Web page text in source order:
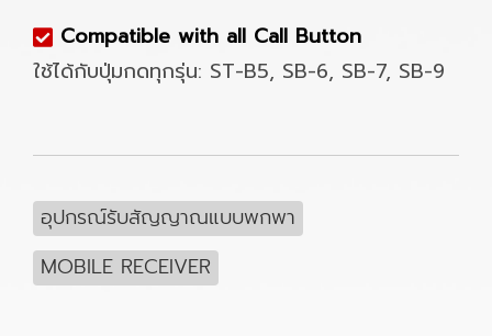
Compatible with all Call Button
ใช้ได้กับปุ่มกดทุกรุ่น: ST-B5, SB-6, SB-7, SB-9
อุปกรณ์รับสัญญาณแบบพกพา
MOBILE RECEIVER